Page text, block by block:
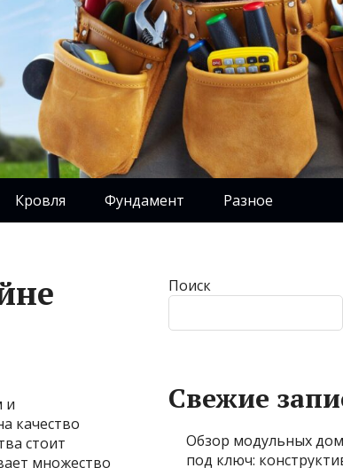
Кровля Фундамент Разное
и
качество
стоит
множество
Поиск
Свежие
Обзор модульных
под ключ: